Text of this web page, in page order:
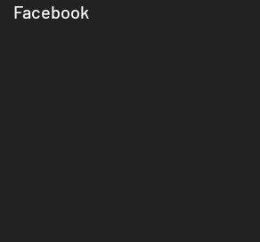
Facebook